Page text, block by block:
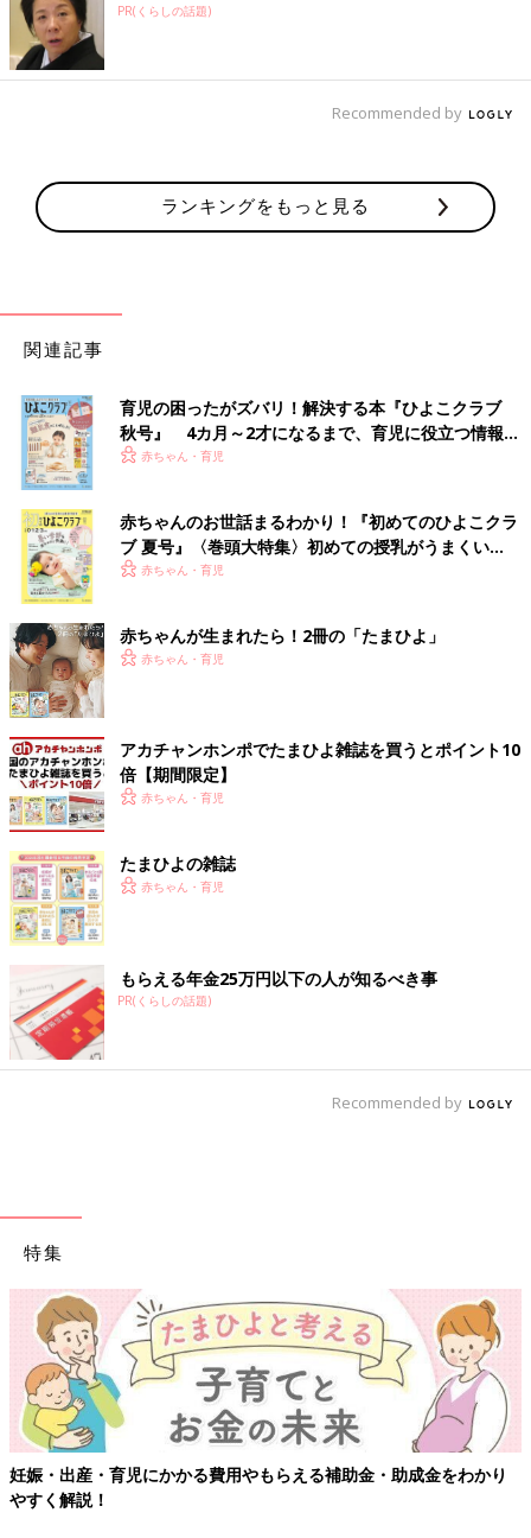
PR(くらしの話題)
Recommended by
ランキングをもっと見る
関連記事
育児の困ったがズバリ！解決する本『ひよこクラブ
秋号』 4カ月～2才になるまで、育児に役立つ情報が
いっぱい！
赤ちゃん・育児
赤ちゃんのお世話まるわかり！『初めてのひよこクラ
ブ 夏号』〈巻頭大特集〉初めての授乳がうまくい
く！ おっぱい・ミルクの基本と夏のトラブル 解決テ
赤ちゃん・育児
赤ちゃんが生まれたら！2冊の「たまひよ」
赤ちゃん・育児
アカチャンホンポでたまひよ雑誌を買うとポイント10
倍【期間限定】
赤ちゃん・育児
たまひよの雑誌
赤ちゃん・育児
もらえる年金25万円以下の人が知るべき事
PR(くらしの話題)
Recommended by
特集
妊娠・出産・育児にかかる費用やもらえる補助金・助成金をわかり
やすく解説！